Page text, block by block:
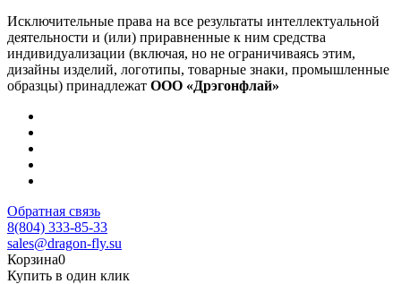
Исключительные права на все результаты интеллектуальной
деятельности и (или) приравненные к ним средства
индивидуализации (включая, но не ограничиваясь этим,
дизайны изделий, логотипы, товарные знаки, промышленные
образцы) принадлежат ООО «Дрэгонфлай»
Обратная связь
8(804) 333-85-33
sales@dragon-fly.su
Корзина0
Купить в один клик